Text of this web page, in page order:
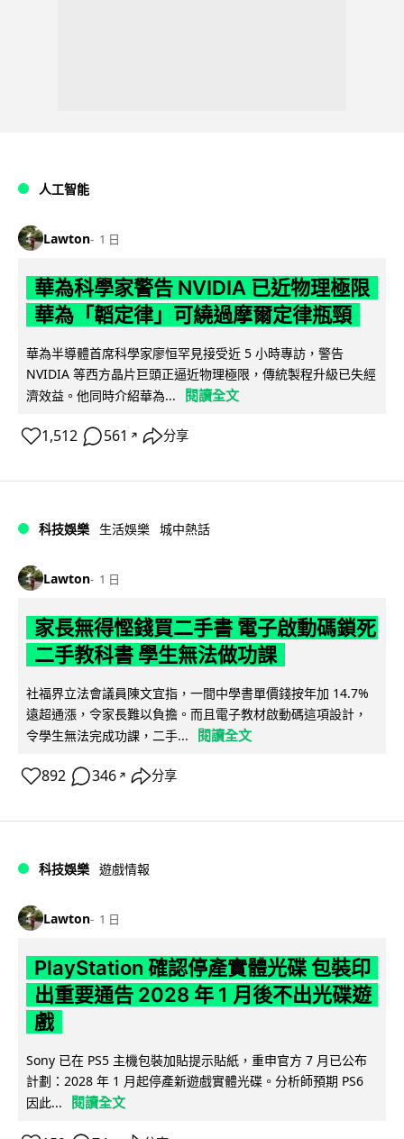
人工智能
Lawton 1 日
華為科學家警告 NVIDIA 已近物理極限
華為「韜定律」可繞過摩爾定律瓶頸
華為半導體首席科學家廖恒罕見接受近 5 小時專訪，警告
NVIDIA 等西方晶片巨頭正逼近物理極限，傳統製程升級已失經
濟效益。他同時介紹華為...
閱讀全文
1,512 561 ↗ 分享
科技娛樂 生活娛樂 城中熱話
Lawton 1 日
家長無得慳錢買二手書 電子啟動碼鎖死
二手教科書 學生無法做功課
社福界立法會議員陳文宜指，一間中學書單價錢按年加 14.7%
遠超通漲，令家長難以負擔。而且電子教材啟動碼這項設計，
令學生無法完成功課，二手...
閱讀全文
892 346 ↗ 分享
科技娛樂 遊戲情報
Lawton 1 日
PlayStation 確認停產實體光碟 包裝印
出重要通告 2028 年 1 月後不出光碟遊
戲
Sony 已在 PS5 主機包裝加貼提示貼紙，重申官方 7 月已公布
計劃：2028 年 1 月起停產新遊戲實體光碟。分析師預期 PS6
因此...
閱讀全文